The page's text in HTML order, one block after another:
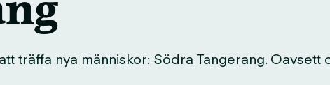
träffa nya människor: Södra Tangerang.